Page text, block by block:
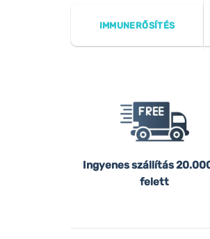
IMMUNERŐSÍTÉS
Ingyenes szállítás
felett